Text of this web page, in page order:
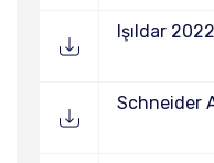
Işıldar
Schneider